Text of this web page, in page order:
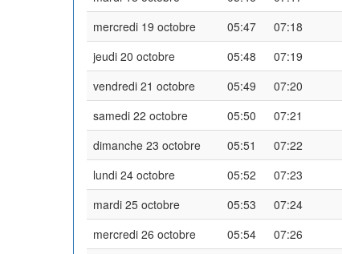
mercredi 19 octobre
05:47 07:18
jeudi 20 octobre
05:48 07:19
vendredi 21 octobre
05:49 07:20
samedi 22 octobre
05:50 07:21
dimanche 23 octobre
05:51 07:22
lundi 24 octobre
05:52 07:23
mardi 25 octobre
05:53 07:24
mercredi 26 octobre
05:54 07:26